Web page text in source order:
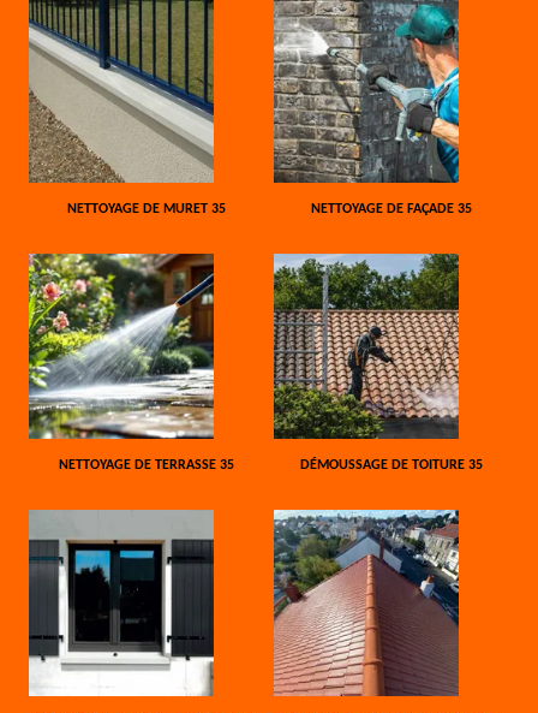
NETTOYAGE DE MURET 35 NETTOYAGE DE FAÇADE 35
NETTOYAGE DE TERRASSE 35 DÉMOUSSAGE DE TOITURE 35